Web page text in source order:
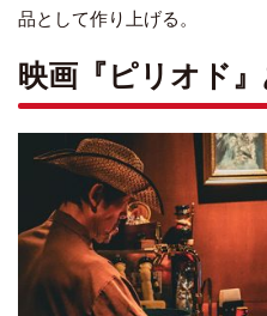
品として作り上げる。
映画『ピリオド